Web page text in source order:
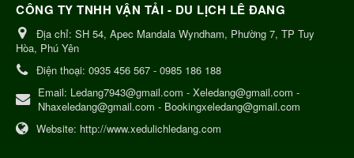
CÔNG TY TNHH VẬN TẢI - DU LỊCH LÊ ĐANG
Địa chỉ: SH 54, Apec Mandala Wyndham, Phường 7, TP Tuy
Hòa, Phú Yên
Điện thoại: 0935 456 567 - 0985 186 188
Email: Ledang7943@gmail.com - Xeledang@gmail.com -
Nhaxeledang@gmail.com - Bookingxeledang@gmail.com
Website: http://www.xedulichledang.com